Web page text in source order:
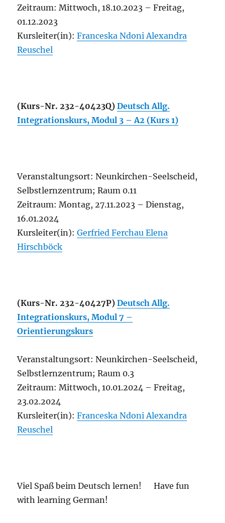
Zeitraum: Mittwoch, 18.10.2023 – Freitag,
01.12.2023
Kursleiter(in):Franceska NdoniAlexandra
Reuschel
(Kurs-Nr. 232-40423Q)Deutsch Allg.
Integrationskurs, Modul 3 – A2 (Kurs 1)
Veranstaltungsort: Neunkirchen-Seelscheid,
Selbstlernzentrum; Raum 0.11
Zeitraum: Montag, 27.11.2023 – Dienstag,
16.01.2024
Kursleiter(in):Gerfried FerchauElena
Hirschböck
(Kurs-Nr. 232-40427P)Deutsch Allg.
Integrationskurs, Modul 7 –
Orientierungskurs
Veranstaltungsort: Neunkirchen-Seelscheid,
Selbstlernzentrum; Raum 0.3
Zeitraum: Mittwoch, 10.01.2024 – Freitag,
23.02.2024
Kursleiter(in):Franceska NdoniAlexandra
Reuschel
Viel Spaß beim Deutsch lernen!Have fun
with learning German!